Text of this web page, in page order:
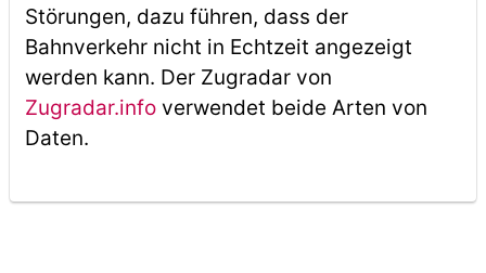
Störungen, dazu führen, dass der
Bahnverkehr nicht in Echtzeit angezeigt
werden kann. Der Zugradar von
Zugradar.infoverwendet beide Arten von
Daten.